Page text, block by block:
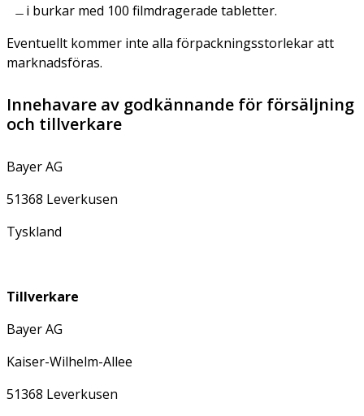
i burkar med 100 filmdragerade tabletter.
Eventuellt kommer inte alla förpackningsstorlekar att
marknadsföras.
Innehavare av godkännande för försäljning
och tillverkare
Bayer AG
51368 Leverkusen
Tyskland
Tillverkare
Bayer AG
Kaiser-Wilhelm-Allee
51368 Leverkusen